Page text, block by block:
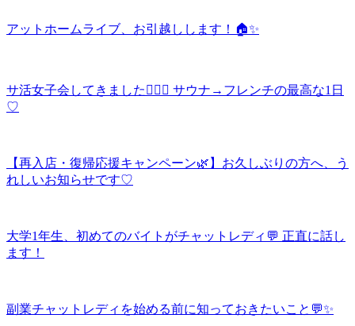
アットホームライブ、お引越しします！🏠✨
サ活女子会してきました🧖‍♀️✨ サウナ→フレンチの最高な1日
♡
【再入店・復帰応援キャンペーン🌿】お久しぶりの方へ、う
れしいお知らせです♡
大学1年生、初めてのバイトがチャットレディ💬 正直に話し
ます！
副業チャットレディを始める前に知っておきたいこと💬✨